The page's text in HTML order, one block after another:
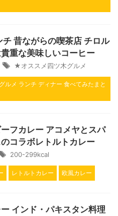
チ 昔ながらの喫茶店 チロル
重な美味しいコーヒー
★オススメ四ツ木グルメ
ルメ ランチ ディナー 食べてみたまと
フカレー アコメヤとスパ
コラボレトルトカレー
200-299kcal
レトルトカレー 欧風カレー
インド・パキスタン料理